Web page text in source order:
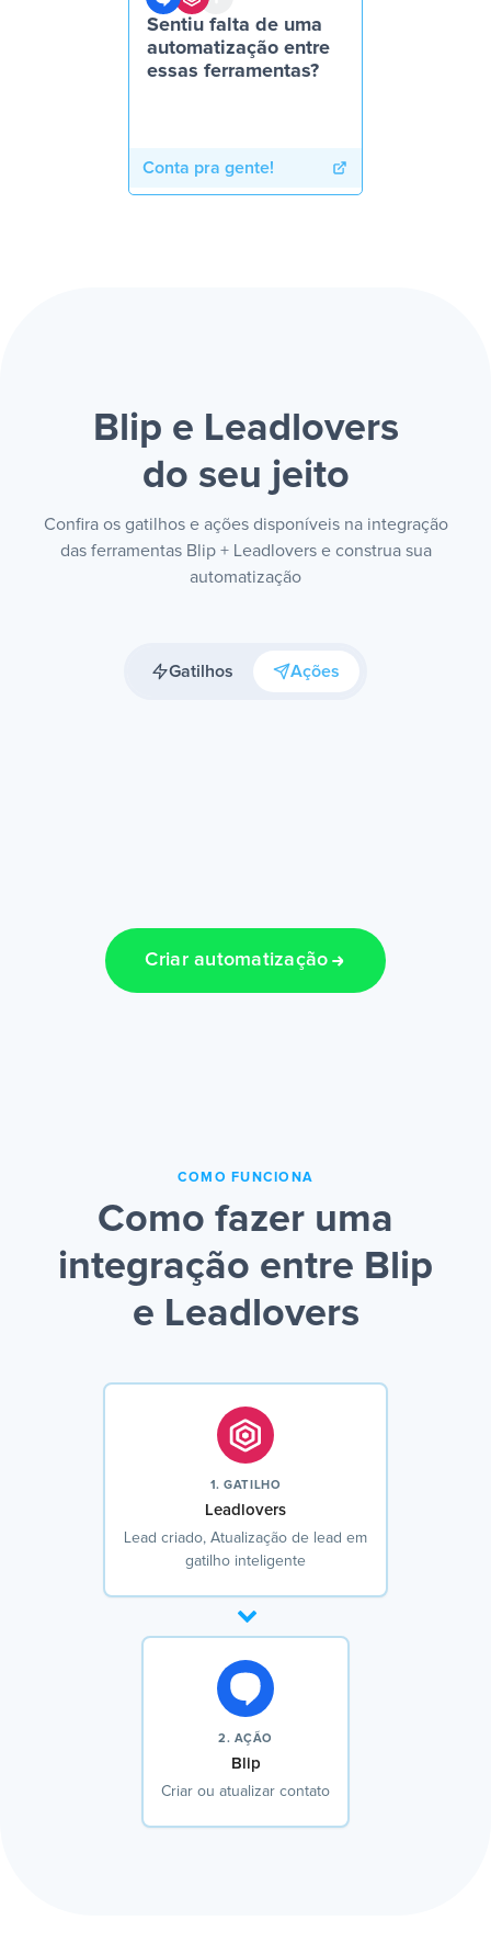
Sentiu falta de uma
automatização entre
essas ferramentas?
Conta pra gente!
Blip e Leadlovers
do seu jeito
Confira os gatilhos e ações disponíveis na integração
das ferramentas Blip + Leadlovers e construa sua
automatização
Gatilhos Ações
Criar automatização
COMO FUNCIONA
Como fazer uma
integração entre Blip
e Leadlovers
1. GATILHO
Leadlovers
Lead criado, Atualização de lead em
gatilho inteligente
2. AÇÃO
Blip
Criar ou atualizar contato